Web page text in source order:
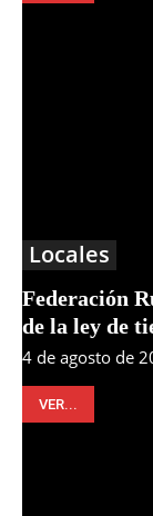
Locales
Federación
de la ley de
4 de agosto de
VER...